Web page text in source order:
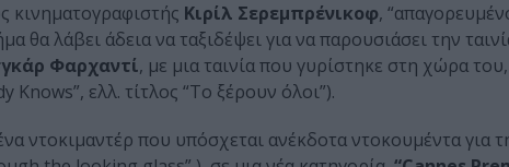
κινηματογραφιστής Κιρίλ Σερεμπρένικοφ,
θα λάβει άδεια να ταξιδέψει για να παρουσιάσει την
Φαρχαντί, με μια ταινία που γυρίστηκε στη χώρα του,
Knows”, ελλ. τίτλος “Το ξέρουν όλοι”).
ντοκιμαντέρ που υπόσχεται ανέκδοτα ντοκουμέντα για